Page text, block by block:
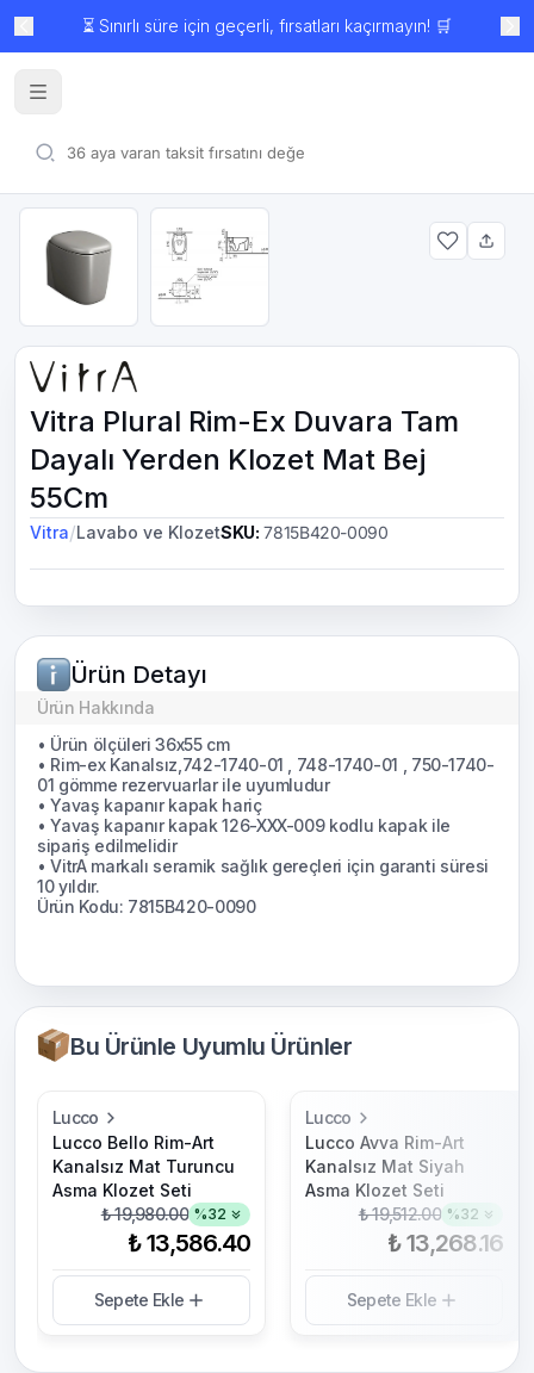
⏳ Sınırlı süre için geçerli, fırsatları kaçırmayın! 🛒
Vitra Plural Rim-Ex Duvara Tam
Dayalı Yerden Klozet Mat Bej
55Cm
Vitra/Lavabo ve KlozetSKU: 7815B420-0090
Bu Ürünle Uyumlu Ürünler
Lucco
Lucco Bello Rim-Art
Kanalsız Mat Turuncu
Asma Klozet Seti
₺ 19,980.00 %32
₺ 13,586.40
Sepete Ekle
Lucco
Lucco Avva Rim-Art
Kanalsız Mat Siyah
Asma Klozet Seti
₺ 19,512.00 %32
₺ 13,268.16
Sepete Ekle
Ürün Detayı
Ürün Hakkında
• Ürün ölçüleri 36x55 cm
• Rim-ex Kanalsız,742-1740-01 , 748-1740-01 , 750-1740-
01 gömme rezervuarlar ile uyumludur
• Yavaş kapanır kapak hariç
• Yavaş kapanır kapak 126-XXX-009 kodlu kapak ile
sipariş edilmelidir
• VitrA markalı seramik sağlık gereçleri için garanti süresi
10 yıldır.
Ürün Kodu: 7815B420-0090